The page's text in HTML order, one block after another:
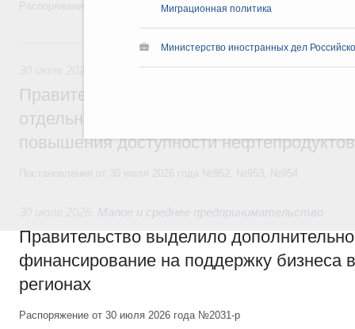
Миграционная политика
Министерство иностранных дел
Распоряжение от 28 июля 2026 года №1999-р и распоряжение от
30 июля, четверг
Оборот бензина и дизельного топлива
Правительство ввело новый временный
отдельных видов топлива и утвердило
повышения доступности нефтепродуктов
Малое и среднее предпринимательство
Правительство выделило
финансирование на поддержку бизнеса
регионах
Распоряжение от 30 июля 2026 года №2031-р